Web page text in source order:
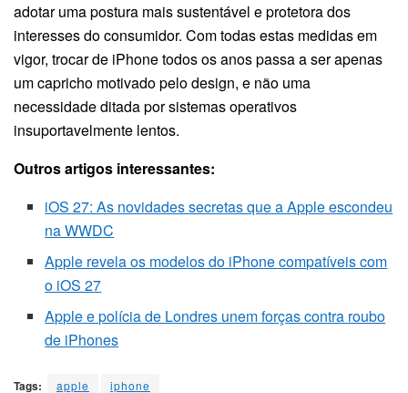
adotar uma postura mais sustentável e protetora dos
interesses do consumidor. Com todas estas medidas em
vigor, trocar de iPhone todos os anos passa a ser apenas
um capricho motivado pelo design, e não uma
necessidade ditada por sistemas operativos
insuportavelmente lentos.
Outros artigos interessantes:
iOS 27: As novidades secretas que a Apple escondeu
na WWDC
Apple revela os modelos do iPhone compatíveis com
o iOS 27
Apple e polícia de Londres unem forças contra roubo
de iPhones
Tags: apple iphone